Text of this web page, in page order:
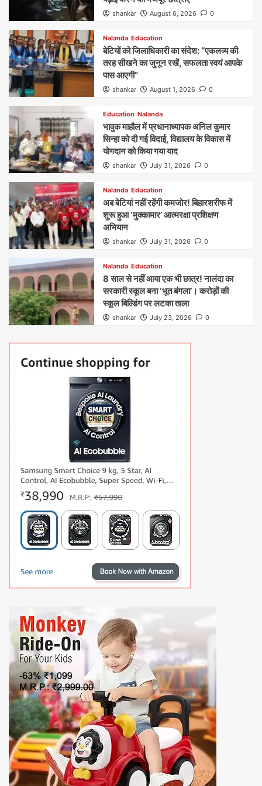
shankar August 6, 2026 0
Nalanda Education
बेटियों को जिलाधिकारी का संदेश: “एकलव्य की
तरह सीखने का जुनून रखें, सफलता स्वयं आपके
पास आएगी”
shankar August 1, 2026 0
Education Nalanda
भावुक माहौल में प्रधानाध्यापक अनिल कुमार
सिन्हा को दी गई विदाई, विद्यालय के विकास में
योगदान को किया गया याद
shankar July 31, 2026 0
Nalanda Education
अब बेटियां नहीं रहेंगी कमजोर! बिहारशरीफ में
शुरू हुआ ‘मुक्कामार’ आत्मरक्षा प्रशिक्षण
अभियान
shankar July 31, 2026 0
Nalanda Education
8 साल से नहीं आया एक भी छात्र! नालंदा का
सरकारी स्कूल बना ‘भूत बंगला’। करोड़ों की
स्कूल बिल्डिंग पर लटका ताला
shankar July 23, 2026 0